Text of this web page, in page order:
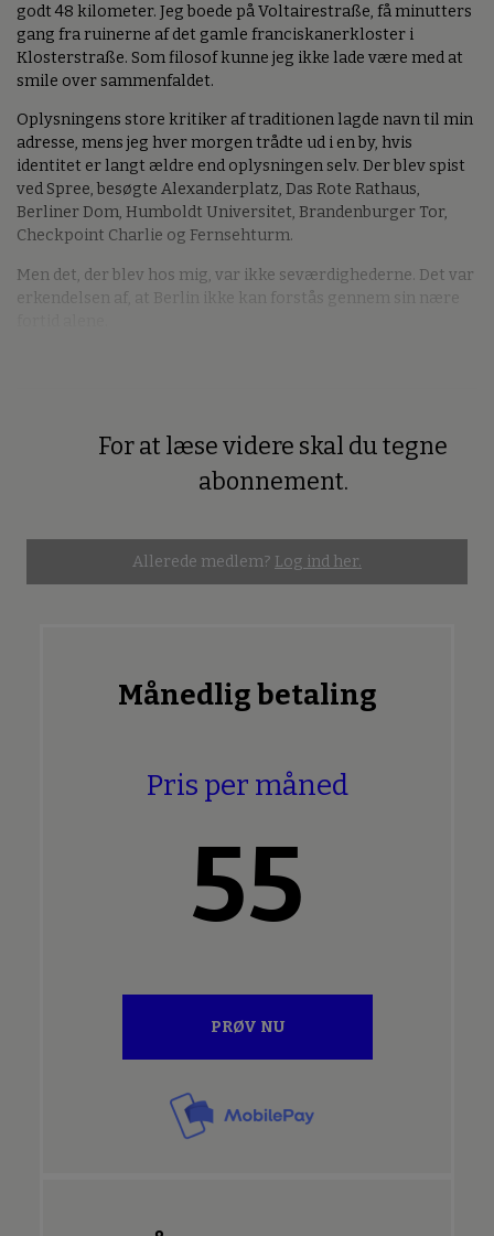
godt 48 kilometer. Jeg boede på Voltairestraße, få minutters
gang fra ruinerne af det gamle franciskanerkloster i
Klosterstraße. Som filosof kunne jeg ikke lade være med at
smile over sammenfaldet.
Oplysningens store kritiker af traditionen lagde navn til min
adresse, mens jeg hver morgen trådte ud i en by, hvis
identitet er langt ældre end oplysningen selv. Der blev spist
ved Spree, besøgte Alexanderplatz, Das Rote Rathaus,
Berliner Dom, Humboldt Universitet, Brandenburger Tor,
Checkpoint Charlie og Fernsehturm.
Men det, der blev hos mig, var ikke seværdighederne. Det var
erkendelsen af, at Berlin ikke kan forstås gennem sin nære
For at læse videre skal du tegne
abonnement.
Allerede medlem? Log ind her.
Månedlig betaling
Pris per måned
55
PRØV NU